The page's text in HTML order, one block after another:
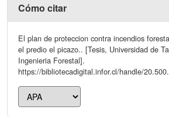
Cómo citar
El plan de proteccion contra incendios
el predio el picazo.. [Tesis, Universidad de
Ingenieria Forestal].
https://bibliotecadigital.infor.cl/handle/